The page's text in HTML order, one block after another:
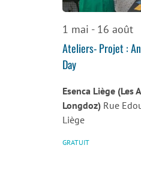
1 mai - 16 août
Ateliers- Projet :
Day
Esenca Liège (Les
Longdoz) Rue
Liège
GRATUIT